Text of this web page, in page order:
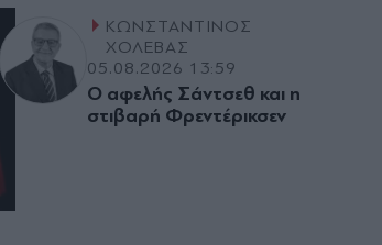
ΚΩΝΣΤΑΝΤΙΝΟΣ
ΧΟΛΕΒΑΣ
05.08.2026 13:59
Ο αφελής Σάντσεθ και η
στιβαρή Φρεντέρικσεν